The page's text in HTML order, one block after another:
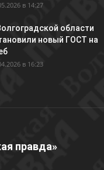
в 14:27
области
новый ГОСТ на
в 16:23
правда»